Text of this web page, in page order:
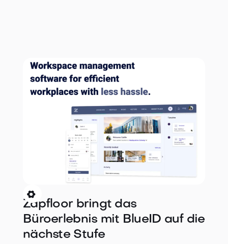

Zapfloor bringt das
Büroerlebnis mit BlueID auf die
nächste Stufe